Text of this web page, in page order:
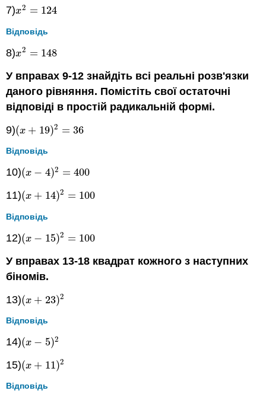
7)x2 = 124
x2 =124
Відповідь
8)x2 = 148
x2 =148
У вправах 9-12 знайдіть всі реальні розв'язки
даного рівняння. Помістіть свої остаточні
відповіді в простій радикальній формі.
9)(x + 19)2 = 36
(x+19)2= 36
Відповідь
10)(x − 4)2 = 400
(x−4 )2= 400
11)(x + 14)2 = 100
(x+14)2= 100
Відповідь
12)(x − 15)2 = 100
(x−15)2= 100
У вправах 13-18 квадрат кожного з наступних
біномів.
13)(x + 23)2
(x+23)2
Відповідь
14)(x − 5)2
(x−5 )2
15)(x + 11)2
(x+11)2
Відповідь